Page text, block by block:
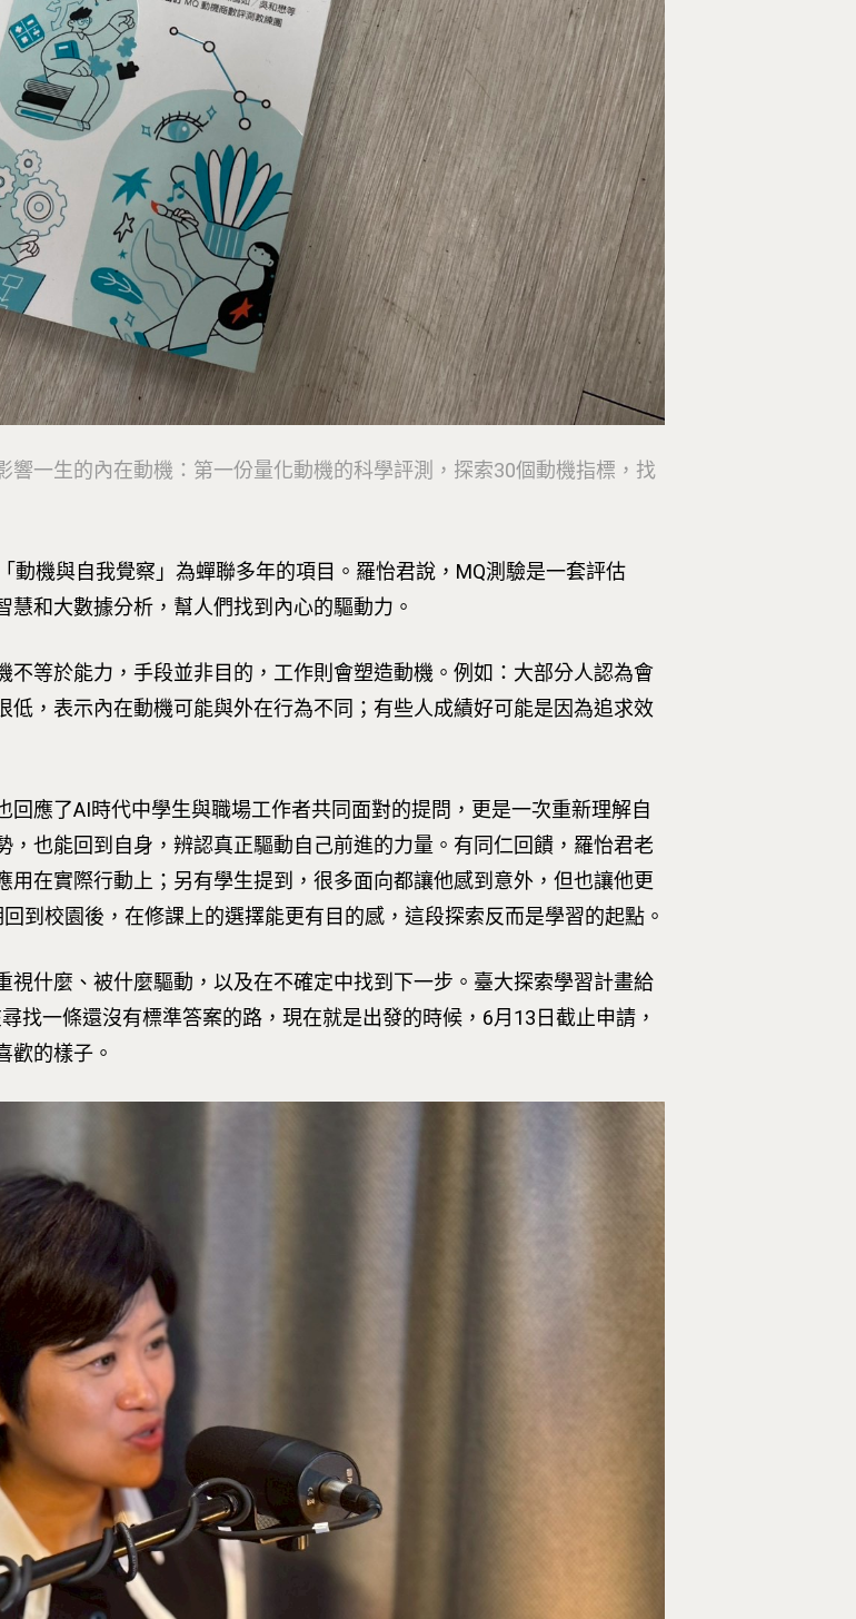
響一生的內在動機：第一份量化動機的科學評測，探索30個動機指標，找
動機與自我覺察」為蟬聯多年的項目。羅怡君說，MQ測驗是一套評估
慧和大數據分析，幫人們找到內心的驅動力。
等於能力，手段並非目的，工作則會塑造動機。例如：大部分人認為會
，表示內在動機可能與外在行為不同；有些人成績好可能是因為追求效
應了AI時代中學生與職場工作者共同面對的提問，更是一次重新理解自
也能回到自身，辨認真正驅動自己前進的力量。有同仁回饋，羅怡君老
在實際行動上；另有學生提到，很多面向都讓他感到意外，但也讓他更
到校園後，在修課上的選擇能更有目的感，這段探索反而是學習的起點。
什麼、被什麼驅動，以及在不確定中找到下一步。臺大探索學習計畫給
找一條還沒有標準答案的路，現在就是出發的時候，6月13日截止申請，
歡的樣子。
Address : 100047臺北市中正區思
卓越研究大樓409室
Room 409, Building for Research
Excellence. No.18, Siyuan St,
Dist, Taipei City 100047, Taiwan